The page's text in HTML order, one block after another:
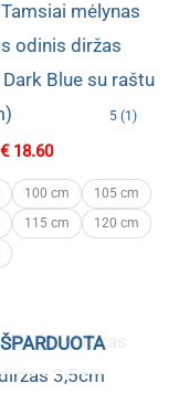
mėlynas
odinis diržas
Blue su raštu
5 (1)
Original
was:
€ 24.80.
€18.60Current
is:
€ 18.60.
100 cm
105 cm
115 cm
120 cm